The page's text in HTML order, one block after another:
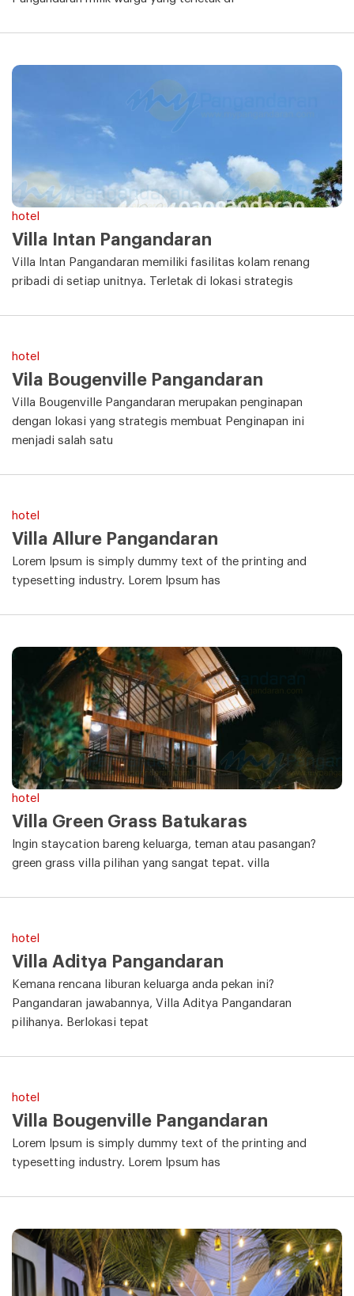
hotel
Villa Intan Pangandaran
Villa Intan Pangandaran memiliki fasilitas kolam renang
pribadi di setiap unitnya. Terletak di lokasi strategis
hotel
Vila Bougenville Pangandaran
Villa Bougenville Pangandaran merupakan penginapan
dengan lokasi yang strategis membuat Penginapan ini
menjadi salah satu
hotel
Villa Allure Pangandaran
Lorem Ipsum is simply dummy text of the printing and
typesetting industry. Lorem Ipsum has
hotel
Villa Green Grass Batukaras
Ingin staycation bareng keluarga, teman atau pasangan?
green grass villa pilihan yang sangat tepat. villa
hotel
Villa Aditya Pangandaran
Kemana rencana liburan keluarga anda pekan ini?
Pangandaran jawabannya, Villa Aditya Pangandaran
pilihanya. Berlokasi tepat
hotel
Villa Bougenville Pangandaran
Lorem Ipsum is simply dummy text of the printing and
typesetting industry. Lorem Ipsum has